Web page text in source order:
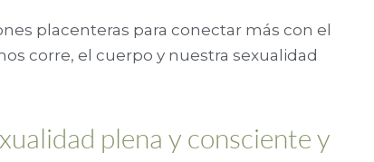
placenteras para conectar más con el
corre, el cuerpo y nuestra sexualidad
plena y consciente y